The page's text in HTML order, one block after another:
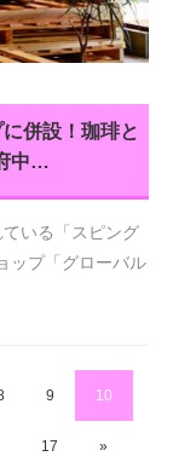
併設！珈琲と
中…
いる「スピング
ップ「グローバル
9 10
17 »